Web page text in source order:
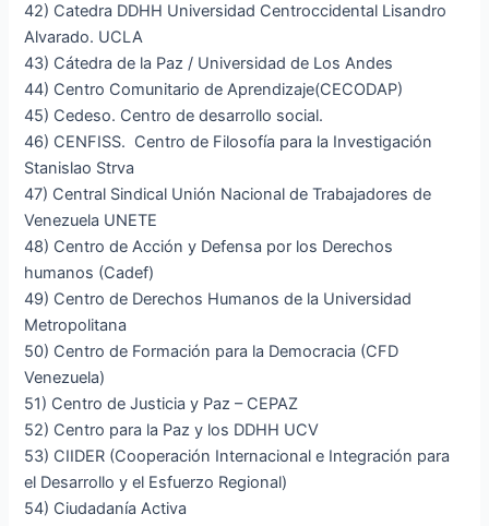
42) Catedra DDHH Universidad Centroccidental Lisandro
Alvarado. UCLA
43) Cátedra de la Paz / Universidad de Los Andes
44) Centro Comunitario de Aprendizaje(CECODAP)
45) Cedeso. Centro de desarrollo social.
46) CENFISS. Centro de Filosofía para la Investigación
Stanislao Strva
47) Central Sindical Unión Nacional de Trabajadores de
Venezuela UNETE
48) Centro de Acción y Defensa por los Derechos
humanos (Cadef)
49) Centro de Derechos Humanos de la Universidad
Metropolitana
50) Centro de Formación para la Democracia (CFD
Venezuela)
51) Centro de Justicia y Paz – CEPAZ
52) Centro para la Paz y los DDHH UCV
53) CIIDER (Cooperación Internacional e Integración para
el Desarrollo y el Esfuerzo Regional)
54) Ciudadanía Activa